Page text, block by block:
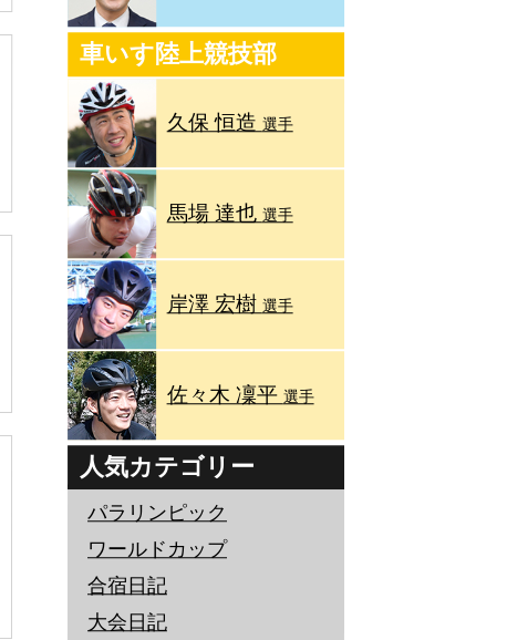
車いす陸上競技部
久保 恒造 選手
馬場 達也 選手
岸澤 宏樹 選手
佐々木 凜平 選手
人気カテゴリー
パラリンピック
ワールドカップ
合宿日記
大会日記